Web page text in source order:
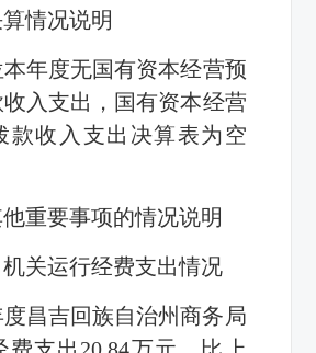
情况说明
年度无国有资本经营预
入支出，国有资本经营
款收入支出决算表为空
重要事项的情况说明
机关运行经费支出情况
度昌吉回族自治州商务局